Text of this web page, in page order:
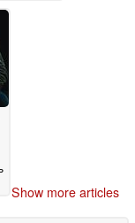
June 2026
Show more articles